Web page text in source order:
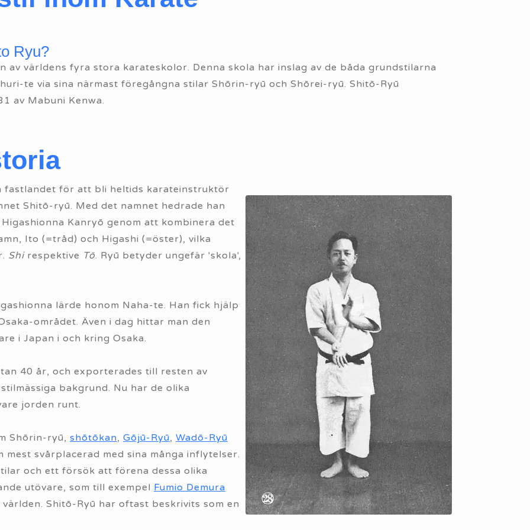
Ryu?
av världens fyra stora karateskolor. Denna skola har inslag av de båda grundstilarna
te via sina närmast föregångna stilar Shōrin-ryū och Shōrei-ryū. Shitō-Ryū
av Mabuni Kenwa.
fastlandet för att bli heltids karateinstruktör
Shitō-ryū. Med det namnet hedrade han
Kanryō genom att kombinera det
Ito (=tråd) och Higashi (=öster), vilka
Shirespektive Tō. Ryū betyder ungefär 'skola',
lärde honom Naha-te. Han fick hjälp
området. Även i dag hittar man den
i Japan i och kring Osaka.
40 år, och exporterades till resten av
bakgrund. Nu har de olika
jorden runt.
Shōrin-ryū, shōtōkan, Gōjū-Ryū, Wadō-Ryū
mest svårplacerad med sina många inflytelser.
och ett försök att förena dessa olika
utövare, som till exempel Fumio Demura
Shitō-Ryū har oftast beskrivits som en